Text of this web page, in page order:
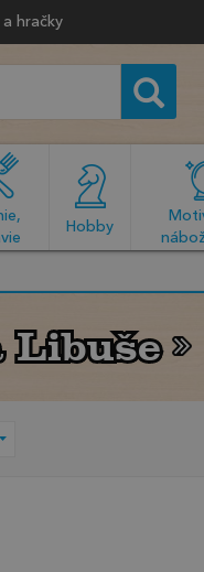
a hračky
Hobby
Libuše
Libuše